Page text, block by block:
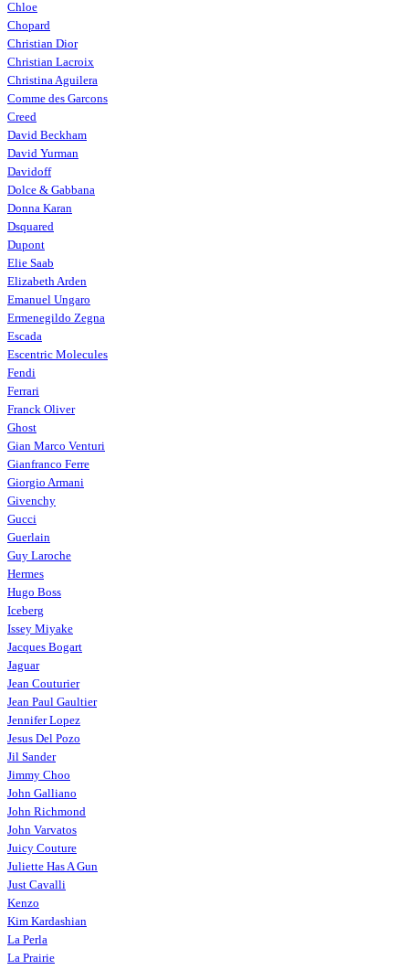
Chloe
Chopard
Christian Dior
Christian Lacroix
Christina Aguilera
Comme des Garcons
Creed
David Beckham
David Yurman
Davidoff
Dolce & Gabbana
Donna Karan
Dsquared
Dupont
Elie Saab
Elizabeth Arden
Emanuel Ungaro
Ermenegildo Zegna
Escada
Escentric Molecules
Fendi
Ferrari
Franck Oliver
Ghost
Gian Marco Venturi
Gianfranco Ferre
Giorgio Armani
Givenchy
Gucci
Guerlain
Guy Laroche
Hermes
Hugo Boss
Iceberg
Issey Miyake
Jacques Bogart
Jaguar
Jean Couturier
Jean Paul Gaultier
Jennifer Lopez
Jesus Del Pozo
Jil Sander
Jimmy Choo
John Galliano
John Richmond
John Varvatos
Juicy Couture
Juliette Has A Gun
Just Cavalli
Kenzo
Kim Kardashian
La Perla
La Prairie